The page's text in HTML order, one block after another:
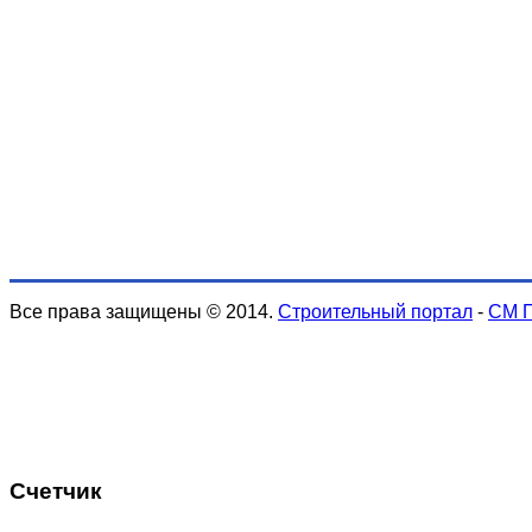
Все права защищены © 2014. Строительный портал - СМ
Счетчик